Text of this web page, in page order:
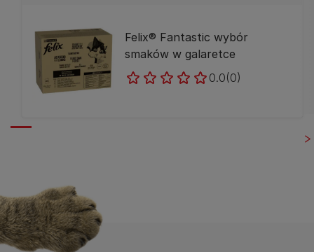
Felix® Fantastic wybór
smaków w galaretce
0.0(0)